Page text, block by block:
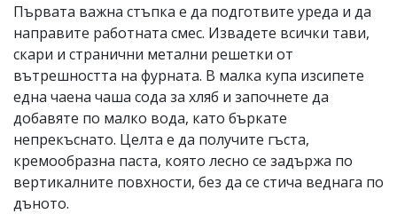
Първата важна стъпка е да подготвите уреда и да
направите работната смес. Извадете всички тави,
скари и странични метални решетки от
вътрешността на фурната. В малка купа изсипете
една чаена чаша сода за хляб и започнете да
добавяте по малко вода, като бъркате
непрекъснато. Целта е да получите гъста,
кремообразна паста, която лесно се задържа по
вертикалните повхности, без да се стича веднага по
дъното.